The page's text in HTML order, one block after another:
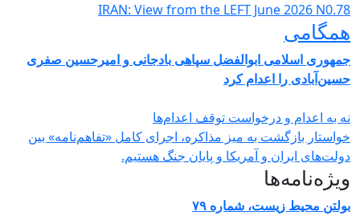
IRAN: View from the LEFT June 2026
اسلامی ابوالفضل سپاهی بادجانی و امیرحسین صفری
را اعدام کرد
به اعدام و درخواست توقف اعدام‌ها
بازگشت به میز مذاکره، اجرای کامل «تفاهم‌نامه» بین
ایران و آمریکا و پایان جنگ هستیم.
محیط زیست، شماره ۷۹